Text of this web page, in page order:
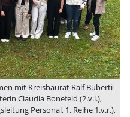
mit Kreisbaurat Ralf Buberti
Claudia Bonefeld (2.v.l.),
Personal, 1. Reihe 1.v.r.),